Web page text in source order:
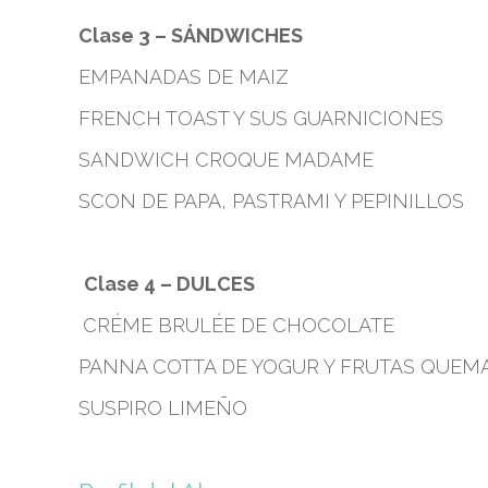
Clase 3 – SÁNDWICHES
EMPANADAS DE MAIZ
FRENCH TOAST Y SUS GUARNICIONES
SANDWICH CROQUE MADAME
SCON DE PAPA, PASTRAMI Y PEPINILLOS
Clase 4 – DULCES
CRÉME BRULÉE DE CHOCOLATE
PANNA COTTA DE YOGUR Y FRUTAS
SUSPIRO LIMEÑO